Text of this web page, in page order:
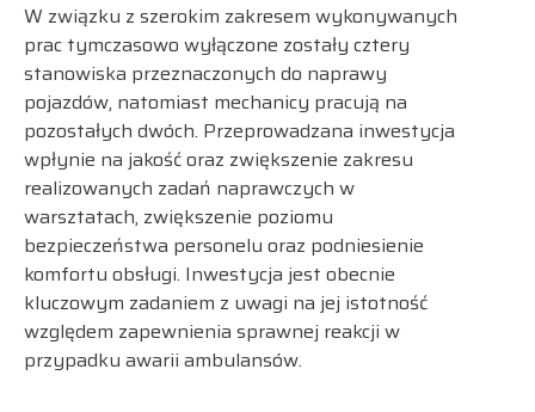
W związku z szerokim zakresem wykonywanych
prac tymczasowo wyłączone zostały cztery
stanowiska przeznaczonych do naprawy
pojazdów, natomiast mechanicy pracują na
pozostałych dwóch. Przeprowadzana inwestycja
wpłynie na jakość oraz zwiększenie zakresu
realizowanych zadań naprawczych w
warsztatach, zwiększenie poziomu
bezpieczeństwa personelu oraz podniesienie
komfortu obsługi. Inwestycja jest obecnie
kluczowym zadaniem z uwagi na jej istotność
względem zapewnienia sprawnej reakcji w
przypadku awarii ambulansów.